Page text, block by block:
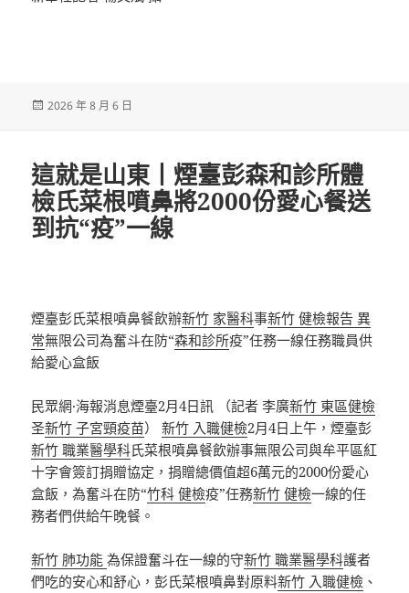
發
2026 年 8 月 6 日
這就是山東丨煙臺彭森和診所體
檢氏菜根噴鼻將2000份愛心餐送
到抗“疫”一線
煙臺彭氏菜根噴鼻餐飲辦新竹 家醫科事新竹 健檢報告 異
常無限公司為奮斗在防“森和診所疫”任務一線任務職員供
給愛心盒飯
民眾網·海報消息煙臺2月4日訊 （記者 李廣新竹 東區健檢
圣新竹 子宮頸疫苗）新竹 入職健檢2月4日上午，煙臺彭
新竹 職業醫學科氏菜根噴鼻餐飲辦事無限公司與牟平區紅
十字會簽訂捐贈協定，捐贈總價值超6萬元的2000份愛心
盒飯，為奮斗在防“竹科 健檢疫”任務新竹 健檢一線的任
務者們供給午晚餐。
新竹 肺功能為保證奮斗在一線的守新竹 職業醫學科護者
們吃的安心和舒心，彭氏菜根噴鼻對原料新竹 入職健檢 、